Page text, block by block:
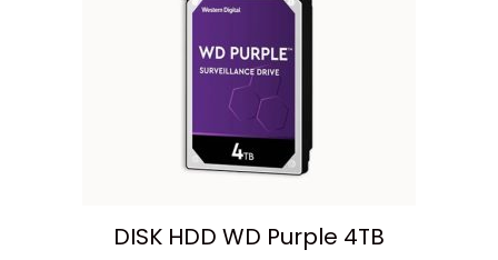
DISK HDD WD Purple 4TB